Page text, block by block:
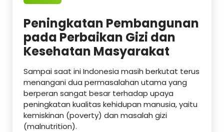
Peningkatan Pembangunan
pada Perbaikan Gizi dan
Kesehatan Masyarakat
Sampai saat ini Indonesia masih berkutat terus
menangani dua permasalahan utama yang
berperan sangat besar terhadap upaya
peningkatan kualitas kehidupan manusia, yaitu
kemiskinan (poverty) dan masalah gizi
(malnutrition).